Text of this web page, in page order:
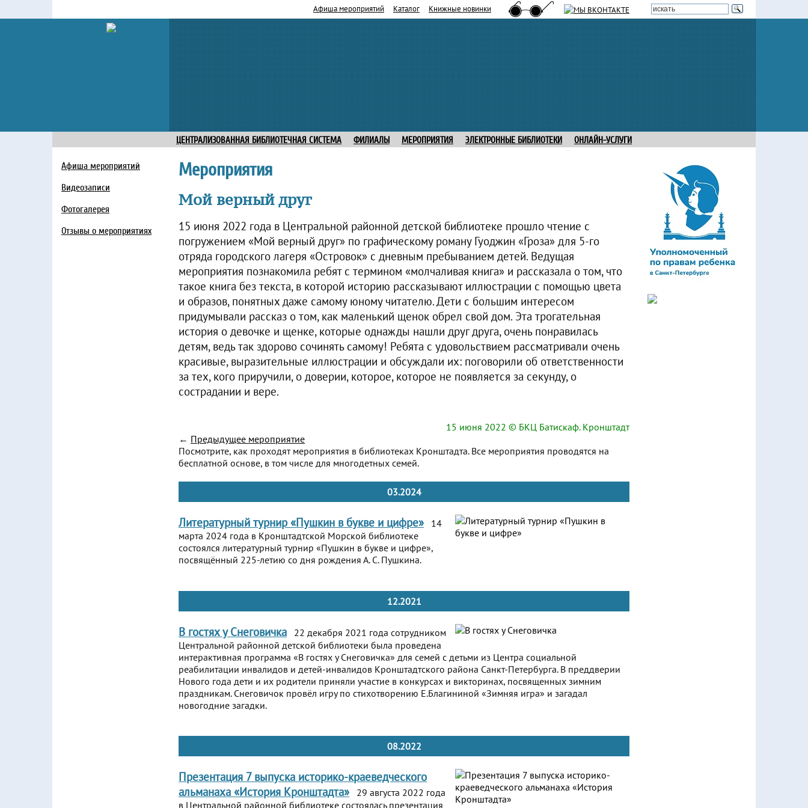
Афиша мероприятий Каталог Книжные новинки
ЦЕНТРАЛИЗОВАННАЯ БИБЛИОТЕЧНАЯ СИСТЕМА ФИЛИАЛЫ МЕРОПРИЯТИЯ ЭЛЕКТРОННЫЕ БИБЛИОТЕКИ ОНЛАЙН-УСЛУГИ
Афиша мероприятий
Видеозаписи
Фотогалерея
Отзывы о мероприятиях
Мероприятия
Мой верный друг
15 июня 2022 года в Центральной районной детской библиотеке прошло чтение с
погружением «Мой верный друг» по графическому роману Гуоджин «Гроза» для 5-го
отряда городского лагеря «Островок» с дневным пребыванием детей. Ведущая
мероприятия познакомила ребят с термином «молчаливая книга» и рассказала о том, что
такое книга без текста, в которой историю рассказывают иллюстрации с помощью цвета
и образов, понятных даже самому юному читателю. Дети с большим интересом
придумывали рассказ о том, как маленький щенок обрел свой дом. Эта трогательная
история о девочке и щенке, которые однажды нашли друг друга, очень понравилась
детям, ведь так здорово сочинять самому! Ребята с удовольствием рассматривали очень
красивые, выразительные иллюстрации и обсуждали их: поговорили об ответственности
за тех, кого приручили, о доверии, которое, которое не появляется за секунду, о
сострадании и вере.
15 июня 2022 © БКЦ Батискаф. Кронштадт
← Предыдущее мероприятие
Посмотрите, как проходят мероприятия в библиотеках Кронштадта. Все мероприятия проводятся на
бесплатной основе, в том числе для многодетных семей.
03.2024
Литературный турнир «Пушкин в букве и цифре»
14
марта 2024 года в Кронштадтской Морской библиотеке
состоялся литературный турнир «Пушкин в букве и цифре»,
посвящённый 225-летию со дня рождения А. С. Пушкина.
12.2021
В гостях у Снеговичка
22 декабря 2021 года сотрудником
Центральной районной детской библиотеки была проведена
интерактивная программа «В гостях у Снеговичка» для семей с детьми из Центра социальной
реабилитации инвалидов и детей-инвалидов Кронштадтского района Санкт-Петербурга. В преддверии
Нового года дети и их родители приняли участие в конкурсах и викторинах, посвященных зимним
праздникам. Снеговичок провёл игру по стихотворению Е.Благининой «Зимняя игра» и загадал
новогодние загадки.
08.2022
Презентация 7 выпуска историко-краеведческого
альманаха «История Кронштадта»
29 августа 2022 года
в Центральной районной библиотеке состоялась презентация